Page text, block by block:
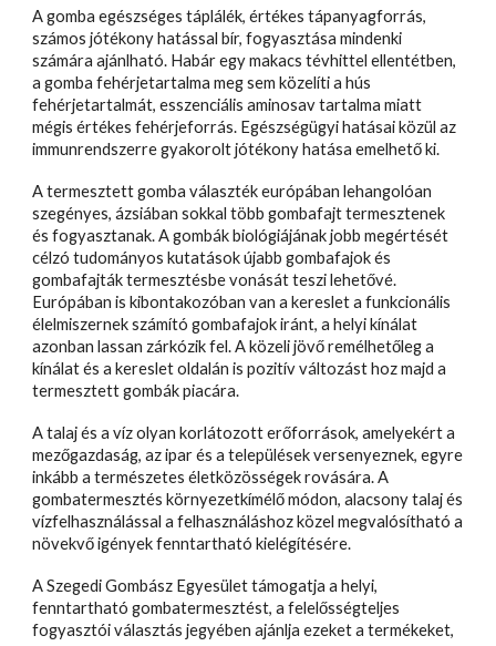
A gomba egészséges táplálék, értékes tápanyagforrás,
számos jótékony hatással bír, fogyasztása mindenki
számára ajánlható. Habár egy makacs tévhittel ellentétben,
a gomba fehérjetartalma meg sem közelíti a hús
fehérjetartalmát, esszenciális aminosav tartalma miatt
mégis értékes fehérjeforrás. Egészségügyi hatásai közül az
immunrendszerre gyakorolt jótékony hatása emelhető ki.
A termesztett gomba választék európában lehangolóan
szegényes, ázsiában sokkal több gombafajt termesztenek
és fogyasztanak. A gombák biológiájának jobb megértését
célzó tudományos kutatások újabb gombafajok és
gombafajták termesztésbe vonását teszi lehetővé.
Európában is kibontakozóban van a kereslet a funkcionális
élelmiszernek számító gombafajok iránt, a helyi kínálat
azonban lassan zárkózik fel. A közeli jövő remélhetőleg a
kínálat és a kereslet oldalán is pozitív változást hoz majd a
termesztett gombák piacára.
A talaj és a víz olyan korlátozott erőforrások, amelyekért a
mezőgazdaság, az ipar és a települések versenyeznek, egyre
inkább a természetes életközösségek rovására. A
gombatermesztés környezetkímélő módon, alacsony talaj és
vízfelhasználással a felhasználáshoz közel megvalósítható a
növekvő igények fenntartható kielégítésére.
A Szegedi Gombász Egyesület támogatja a helyi,
fenntartható gombatermesztést, a felelősségteljes
fogyasztói választás jegyében ajánlja ezeket a termékeket,